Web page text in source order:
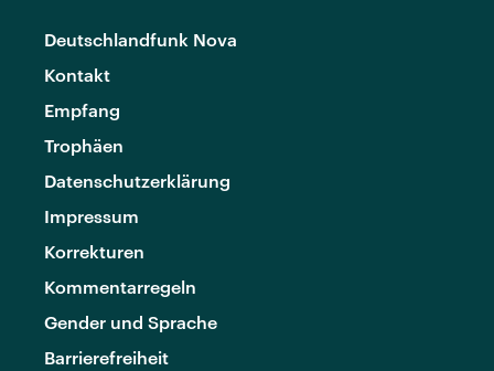
Deutschlandfunk Nova
Kontakt
Empfang
Trophäen
Datenschutzerklärung
Impressum
Korrekturen
Kommentarregeln
Gender und Sprache
Barrierefreiheit